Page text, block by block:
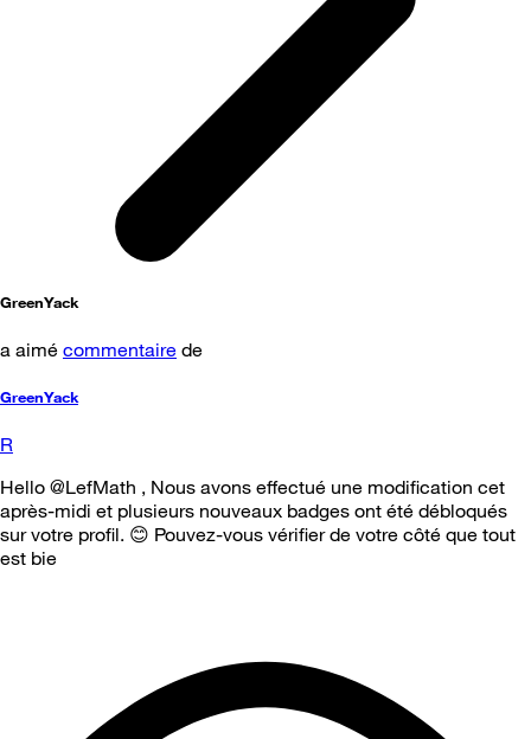
GreenYack
a aimé commentaire de
GreenYack
R
Hello @LefMath , Nous avons effectué une modification cet
après-midi et plusieurs nouveaux badges ont été débloqués
sur votre profil. 😊 Pouvez-vous vérifier de votre côté que tout
est bie